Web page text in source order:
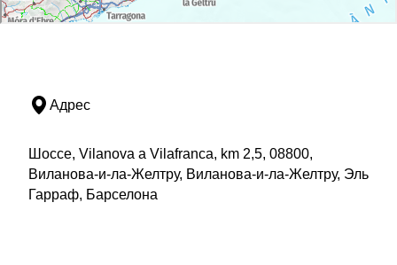
Адрес
Шоссе, Vilanova a Vilafranca, km 2,5, 08800,
Виланова-и-ла-Желтру, Виланова-и-ла-Желтру, Эль
Гарраф, Барселона